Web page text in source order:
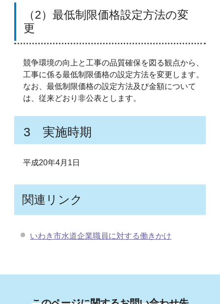
（2）最低制限価格設定方法の変
更
競争環境の向上と工事の品質確保を図る観点から、
工事に係る最低制限価格の設定方法を変更します。
なお、最低制限価格の設定方法及び金額について
は、従来どおり非公表とします。
3 実施時期
平成20年4月1日
関連リンク
いわき市水道企業職員に対する働きかけ